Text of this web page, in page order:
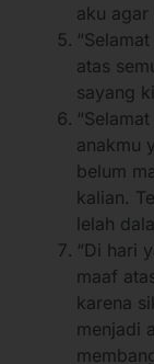
aku agar
atas
sayang
anakmu
belum
kalian.
lelah
“Di hari
maaf
karena
menjadi